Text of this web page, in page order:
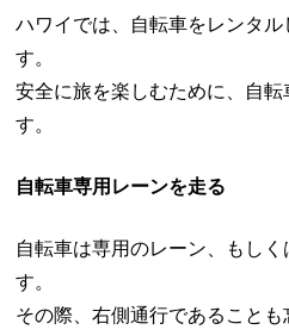
ハワイでは、自転車をレンタ
す。
安全に旅を楽しむために、自転
す。
自転車専用レーンを走る
自転車は専用のレーン、もし
す。
その際、右側通行であることも